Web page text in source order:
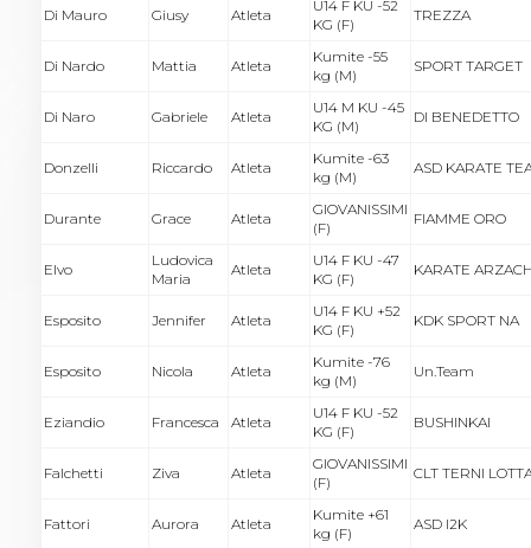
Di Mauro Giusy Atleta
U14 F KU -52
KG (F)
TREZZA
Di Nardo Mattia Atleta
Kumite -55
kg (M)
SPORT TARGET
Di Naro Gabriele Atleta
U14 M KU -45
KG (M)
DI BENEDETTO
Donzelli Riccardo Atleta
Kumite -63
kg (M)
ASD KARATE
Durante Grace Atleta
GIOVANISSIMI
(F)
FIAMME ORO
Elvo
Ludovica
Maria
Atleta
U14 F KU -47
KG (F)
KARATE
Esposito Jennifer Atleta
U14 F KU +52
KG (F)
KDK SPORT NA
Esposito Nicola Atleta
Kumite -76
kg (M)
Un.Team
Eziandio Francesca Atleta
U14 F KU -52
KG (F)
BUSHINKAI
Falchetti Ziva Atleta
GIOVANISSIMI
(F)
CLT TERNI
Fattori Aurora Atleta
Kumite +61
kg (F)
ASD I2K